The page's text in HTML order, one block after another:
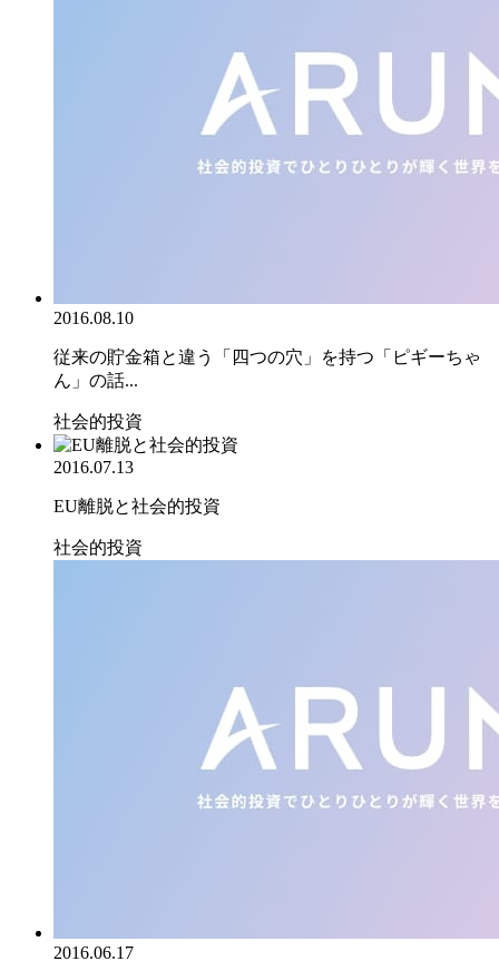
2016.08.10
従来の貯金箱と違う「四つの穴」を持つ「ピギーちゃ
ん」の話...
社会的投資
2016.07.13
EU離脱と社会的投資
社会的投資
2016.06.17